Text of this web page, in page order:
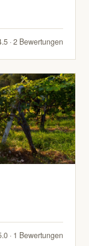
· 2 Bewertungen
· 1 Bewertungen